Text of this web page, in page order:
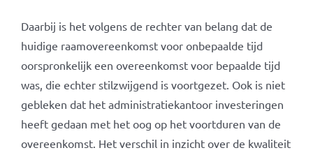
Daarbij is het volgens de rechter van belang dat de
huidige raamovereenkomst voor onbepaalde tijd
oorspronkelijk een overeenkomst voor bepaalde tijd
was, die echter stilzwijgend is voortgezet. Ook is niet
gebleken dat het administratiekantoor investeringen
heeft gedaan met het oog op het voortduren van de
overeenkomst. Het verschil in inzicht over de kwaliteit